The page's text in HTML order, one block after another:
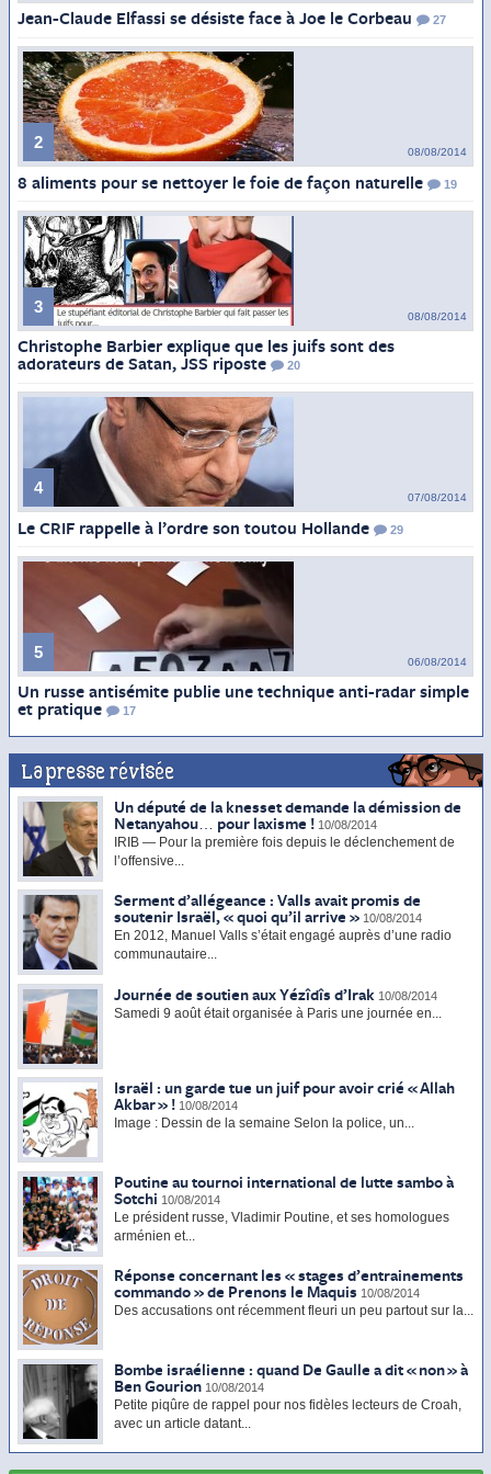
Jean-Claude Elfassi se désiste face à Joe le Corbeau 27
2
08/08/2014
8 aliments pour se nettoyer le foie de façon naturelle 19
3
08/08/2014
Christophe Barbier explique que les juifs sont des
adorateurs de Satan, JSS riposte
20
4
07/08/2014
Le CRIF rappelle à l’ordre son toutou Hollande 29
5
06/08/2014
Un russe antisémite publie une technique anti-radar simple
et pratique
17
La presse révisée
Un député de la knesset demande la démission de
Netanyahou… pour laxisme ! 10/08/2014
IRIB — Pour la première fois depuis le déclenchement de
l’offensive...
Serment d’allégeance : Valls avait promis de
soutenir Israël, « quoi qu’il arrive » 10/08/2014
En 2012, Manuel Valls s’était engagé auprès d’une radio
communautaire...
Journée de soutien aux Yézîdîs d’Irak 10/08/2014
Samedi 9 août était organisée à Paris une journée en...
Israël : un garde tue un juif pour avoir crié « Allah
Akbar » ! 10/08/2014
Image : Dessin de la semaine Selon la police, un...
Poutine au tournoi international de lutte sambo à
Sotchi 10/08/2014
Le président russe, Vladimir Poutine, et ses homologues
arménien et...
Réponse concernant les « stages d’entrainements
commando » de Prenons le Maquis 10/08/2014
Des accusations ont récemment fleuri un peu partout sur la...
Bombe israélienne : quand De Gaulle a dit « non » à
Ben Gourion 10/08/2014
Petite piqûre de rappel pour nos fidèles lecteurs de Croah,
avec un article datant...